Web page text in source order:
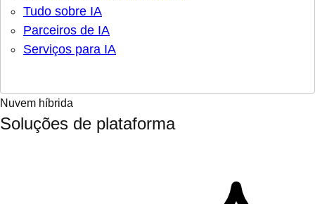
Tudo sobre IA
Parceiros de IA
Serviços para IA
Nuvem híbrida
Soluções de plataforma